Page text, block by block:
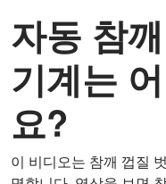
자동 참
기계는
요?
이 비디오는 참깨 껍질